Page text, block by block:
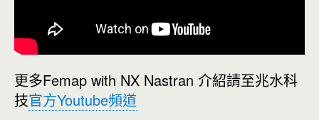
更多Femap with NX Nastran 介紹請至兆水科
技官方Youtube頻道